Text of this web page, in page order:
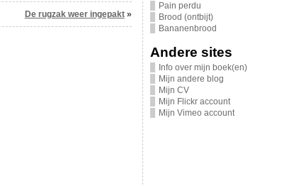
De rugzak weer ingepakt»
Pain perdu
Brood (ontbijt)
Bananenbrood
Andere sites
Info over mijn boek(en)
Mijn andere blog
Mijn CV
Mijn Flickr account
Mijn Vimeo account